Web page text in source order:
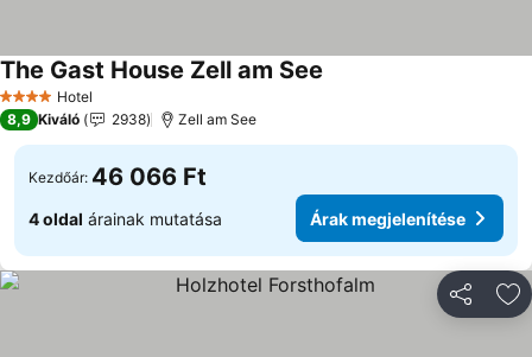
4 KategóriaHotel
The Gast House Zell am See
8,9 Kiváló 2938 Zell am See
Kezdőár: 46 066 Ft
4 oldal árainak mutatása Árak megjelenítése